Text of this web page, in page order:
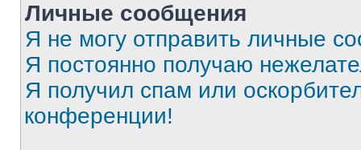
Личные сообщения
Я не могу отправить личные
Я постоянно получаю
Я получил спам или
конференции!